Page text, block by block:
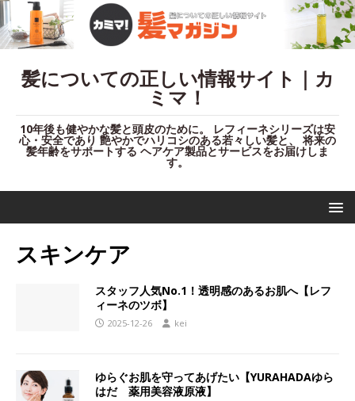
髪についての正しい情報サイト｜カ
ミマ！
10年後も健やかな髪と頭皮のために。 レフィーネシリーズは安
心・安全であり 艶やかでハリコシのある若々しい髪と、 将来の
髪年齢をサポートする ヘアケア製品とサービスをお届けしま
す。
スキンケア
スタッフ人気No.1！透明感のあるお肌へ【レフ
ィーネのツボ】
2025-12-26 kei
ゆらぐお肌を守ってあげたい【YURAHADAゆら
はだ 薬用美容液原液】